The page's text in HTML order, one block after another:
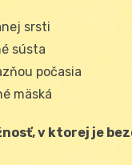
srsti
sústa
počasia
mäská
v ktorej je